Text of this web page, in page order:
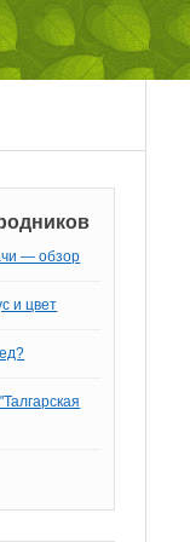
— обзор
и цвет